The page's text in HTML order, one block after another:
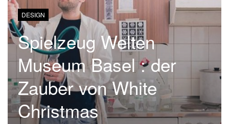
DESIGN
Spielzeug Welten
Museum Basel : der
Zauber von White
Christmas